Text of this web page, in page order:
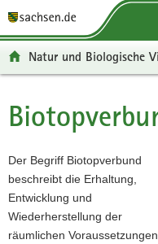
t
ü
e
r
g
r
e
t
n
v
i
g
a
t
p
n
a
l
t
t
e
n
f
o
r
m
t
-
e
r
e
i
c
Natur und Biologische
Hauptinhalt
Der Begriff Biotopverbund
beschreibt die Erhaltung,
Entwicklung und
Wiederherstellung der
räumlichen Voraussetzungen